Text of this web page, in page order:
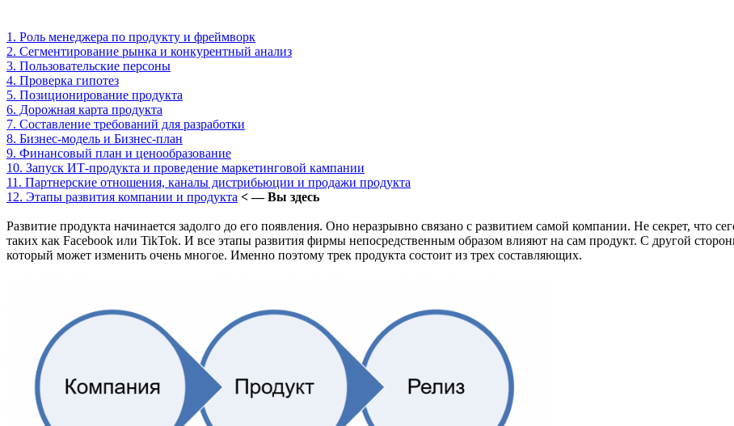
1. Роль менеджера по продукту и фреймворк
2. Сегментирование рынка и конкурентный анализ
3. Пользовательские персоны
4. Проверка гипотез
5. Позиционирование продукта
6. Дорожная карта продукта
7. Составление требований для разработки
8. Бизнес-модель и Бизнес-план
9. Финансовый план и ценообразование
10. Запуск ИТ-продукта и проведение маркетинговой кампании
11. Партнерские отношения, каналы дистрибьюции и продажи продукта
12. Этапы развития компании и продукта < — Вы здесь
Развитие продукта начинается задолго до его появления. Оно неразрывно связано с развитием самой компании. Не секрет, что
таких как Facebook или TikTok. И все этапы развития фирмы непосредственным образом влияют на сам продукт. С другой
который может изменить очень многое. Именно поэтому трек продукта состоит из трех составляющих.